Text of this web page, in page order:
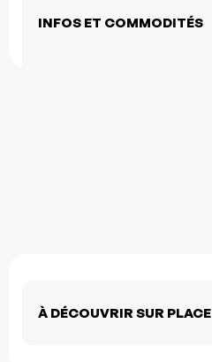
INFOS ET COMMODITÉS
À DÉCOUVRIR SUR PLACE